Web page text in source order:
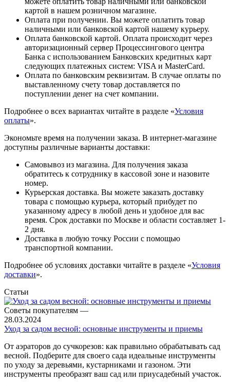
картой в нашем розничном магазине.
Оплата при получении. Вы можете оплатить товар
наличными или банковской картой нашему курьеру.
Оплата банковской картой. Оплата происходит через
авторизационный сервер Процессингового центра
Банка с использованием Банковских кредитных карт
следующих платежных систем: VISA и MasterCard.
Оплата по банковским реквизитам. В случае оплаты по
выставленному счету товар доставляется по
поступлении денег на счет компании.
Подробнее о всех вариантах читайте в разделе «Условия
оплаты».
Экономьте время на получении заказа. В интернет-магазине
доступны различные варианты доставки:
Самовывоз из магазина. Для получения заказа
обратитесь к сотруднику в кассовой зоне и назовите
номер.
Курьерская доставка. Вы можете заказать доставку
товара с помощью курьера, который прибудет по
указанному адресу в любой день и удобное для вас
время. Срок доставки по Москве и области составляет 1-
2 дня.
Доставка в любую точку России с помощью
транспортной компании.
Подробнее об условиях доставки читайте в разделе «Условия
доставки».
Статьи
Советы покупателям —
28.03.2024
Уход за садом весной: основные инструменты и приемы
От аэраторов до сучкорезов: как правильно обрабатывать сад
весной. Подберите для своего сада идеальные инструменты
по уходу за деревьями, кустарниками и газоном. Эти
инструменты преобразят ваш сад или приусадебный участок.